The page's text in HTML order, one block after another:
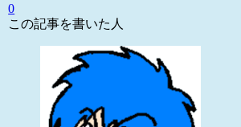
0
この記事を書いた人